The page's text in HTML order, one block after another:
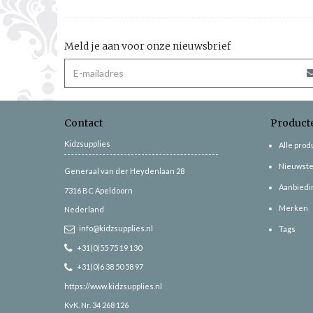
Meld je aan voor onze nieuwsbrief
Contact
Kidzsupplies
Generaal van der Heydenlaan 28
7316 BC Apeldoorn
Nederland
info@kidzsupplies.nl
+31(0)55 75 19 130
+31(0)6 38 50 58 97
https://www.kidzsupplies.nl
KvK. Nr. 34 268 126
Alle
Merken
Tags